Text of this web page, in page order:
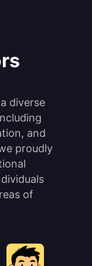
diverse
and
proudly
of